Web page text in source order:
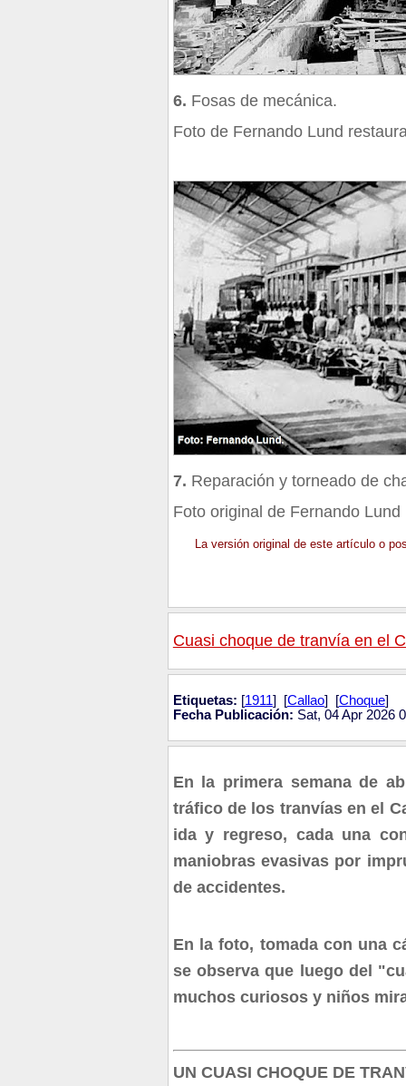
6. Fosas de mecánica.
Foto de Fernando Lund
7. Reparación y torneado de
Foto original de Fernando
La versión original de este artículo o
Cuasi choque de tranvía en el
Etiquetas: [1911] [Callao] [Choque]
Fecha Publicación: Sat, 04 Apr 2026
En la primera semana de
tráfico de los tranvías en el
ida y regreso, cada una
maniobras evasivas por
de accidentes.
En la foto, tomada con una
se observa que luego del
muchos curiosos y niños
UN CUASI CHOQUE DE